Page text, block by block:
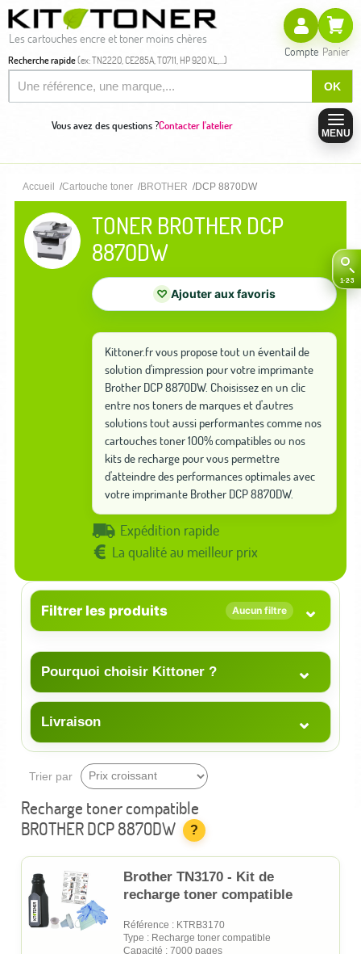
Les cartouches encre et toner moins chères
Recherche rapide(ex: TN2220, CE285A, T0711, HP 920 XL,...)
OK
Compte Panier
Vous avez des questions ?Contacter l'atelier
MENU
Accueil Cartouche toner BROTHER DCP 8870DW
TONER BROTHER DCP
8870DW
♡ Ajouter aux favoris
Kittoner.fr vous propose tout un éventail de
solution d'impression pour votre imprimante
Brother DCP 8870DW. Choisissez en un clic
entre nos toners de marques et d'autres
solutions tout aussi performantes comme nos
cartouches toner 100% compatibles ou nos
kits de recharge pour vous permettre
d'atteindre des performances optimales avec
votre imprimante Brother DCP 8870DW.
Expédition rapide
La qualité au meilleur prix
Filtrer les produits Aucun filtre ⌄
Pourquoi choisir Kittoner ? ⌄
Livraison ⌄
Trier par
Recharge toner compatible
BROTHER DCP 8870DW
?
Brother TN3170 - Kit de
recharge toner compatible
Référence : KTRB3170
Type : Recharge toner compatible
Capacité : 7000 pages